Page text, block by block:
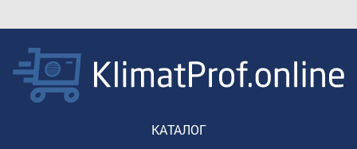
КАТАЛОГ